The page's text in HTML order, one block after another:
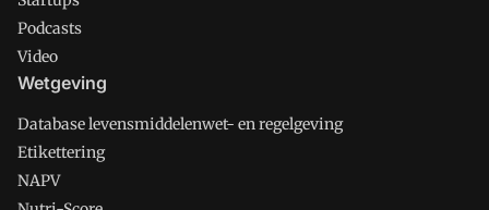
Podcasts
Video
Wetgeving
Database levensmiddelenwet- en regelgeving
Etikettering
NAPV